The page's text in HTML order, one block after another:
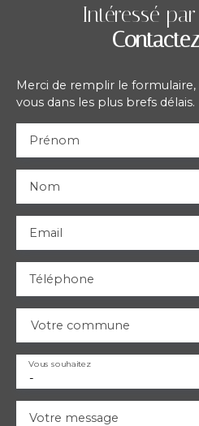
Intéressé
Merci de remplir le
vous dans les plus brefs délais.
Prénom
Nom
Email
Téléphone
Votre commune
-
Vous souhaitez
Votre message